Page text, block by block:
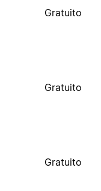
Gratuito
Gratuito
Gratuito